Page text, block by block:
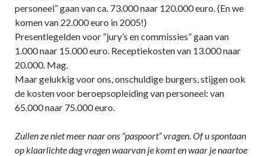
personeel” gaan van ca. 73.000 naar 120.000 euro. (En we
komen van 22.000 euro in 2005!)
Presentiegelden voor “jury’s en commissies” gaan van
1.000 naar 15.000 euro. Receptiekosten van 13.000 naar
20.000. Mag.
Maar gelukkig voor ons, onschuldige burgers, stijgen ook
de kosten voor beroepsopleiding van personeel: van
65.000 naar 75.000 euro.
Zullen ze niet meer naar ons “paspoort” vragen. Of u spontaan
op klaarlichte dag vragen waarvan je komt en waar je naartoe